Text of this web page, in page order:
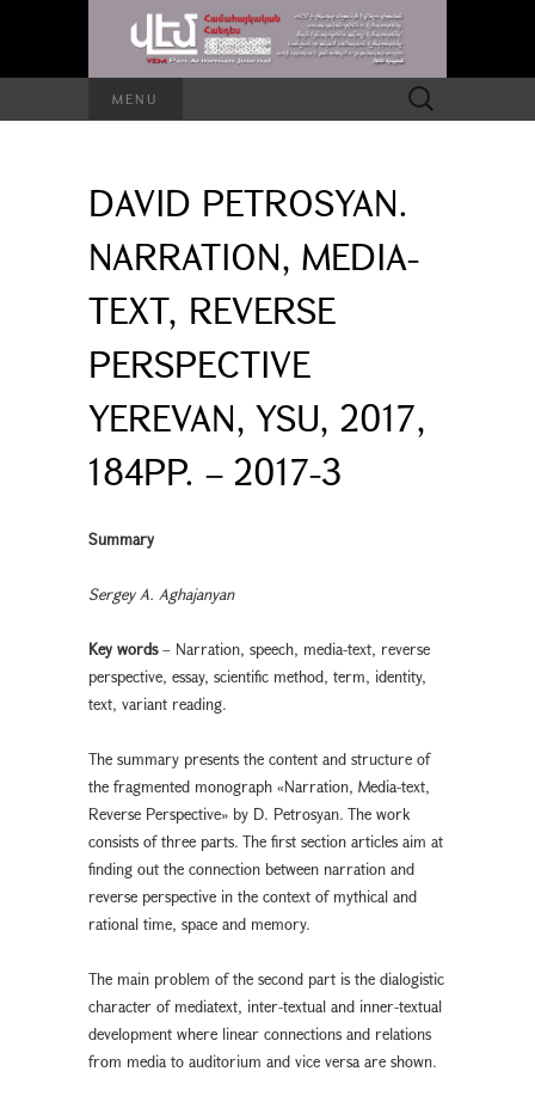
MENU
Search
for:
DAVID PETROSYAN.
NARRATION, MEDIA-
TEXT, REVERSE
PERSPECTIVE
YEREVAN, YSU, 2017,
184PP. – 2017-3
Summary
Sergey A. Aghajanyan
Key words– Narration, speech, media-text, reverse
perspective, essay, scientific method, term, identity,
text, variant reading.
The summary presents the content and structure of
the fragmented monograph «Narration, Media-text,
Reverse Perspective» by D. Petrosyan. The work
consists of three parts. The first section articles aim at
finding out the connection between narration and
reverse perspective in the context of mythical and
rational time, space and memory.
The main problem of the second part is the dialogistic
character of mediatext, inter-textual and inner-textual
development where linear connections and relations
from media to auditorium and vice versa are shown.